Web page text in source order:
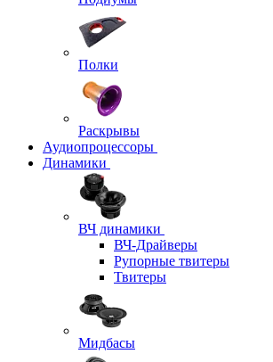
Полки
Раскрывы
Аудиопроцессоры
Динамики
ВЧ динамики
ВЧ-Драйверы
Рупорные твитеры
Твитеры
Мидбасы